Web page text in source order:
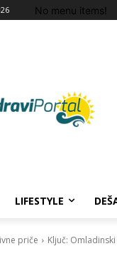
No menu items!
LIFESTYLE
priče Ključ: